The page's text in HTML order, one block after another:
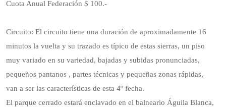
Cuota Anual Federación $ 100.-
Circuito: El circuito tiene una duración de aproximadamente 16
minutos la vuelta y su trazado es típico de estas sierras, un piso
muy variado en su variedad, bajadas y subidas pronunciadas,
pequeños pantanos , partes técnicas y pequeñas zonas rápidas,
van a ser las características de esta 4º fecha.
El parque cerrado estará enclavado en el balneario Águila Blanca,